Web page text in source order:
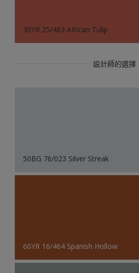
30YR 25/463 African Tulip
設計師的選擇
50BG 76/023 Silver Streak
60YR 16/464 Spanish Hollow